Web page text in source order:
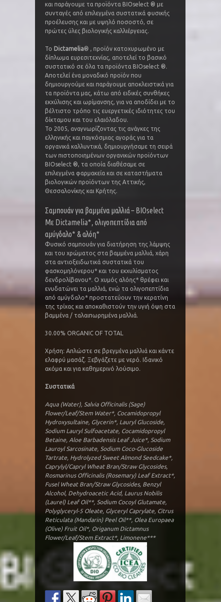
και παράγουμε τα προϊόντα BIOselect ® με
συνταγές από επιλεγμένα συστατικά φυσικής
προέλευσης και με υψηλό ποσοστό, σε
πρώτες ύλες βιολογικής καλλιέργειας.
To Dictamelia® , προϊόν κατοχυρωμένο με
δίπλωμα ευρεσιτεχνίας, αποτελεί το βασικό
συστατικό σε όλα τα προϊόντα BIOselect ®.
Αποτελεί ένα μοναδικό προϊόν που
δημιουργούμε και παράγουμε αποκλειστικά για
τα προϊόντα μας, κάτω από ειδικές συνθήκες
εκχύλισης και ωρίμανσης, για να αποδίδει με το
βέλτιστο τρόπο τις ευεργετικές ιδιότητες του
δίκταμου και του ελαιόλαδου.
Το 2005, αναγνωρίζοντας τις ανάγκες της
ελληνικής και παγκόσμιας αγοράς για τα
οργανικά καλλυντικά, δημιουργήσαμε τη σειρά
των πιστοποιημένων οργανικών προϊόντων
BIOselect ®, τα οποία διαθέσαμε σε
επιλεγμένα φαρμακεία και σε καταστήματα
βιολογικών προϊόντων της Αττικής,
Θεσσαλονίκης και Κρήτης.
Σαμπουάν για βαμμένα μαλλιά – BIOselect
Με Dictamelia*, ολιγοπεπτίδια από
αμύγδαλο* & αλόη*
Φυσικό σαμπουάν για διατήρηση της λάμψης
και του χρώματος στα βαμμένα μαλλιά, χάρη
στα αντιοξειδωτικά συστατικά του
φασκομηλόνερου* και του εκχυλίσματος
δενδρολίβανου*. O χυμός αλόης* θρέφει και
ενυδατώνει τα μαλλιά, ενώ τα ολιγοπεπτίδια
από αμύγδαλο* προστατεύουν την κερατίνη
της τρίχας και αποκαθιστούν την υγιή όψη στα
βαμμένα / ταλαιπωρημένα μαλλιά.
30.00% ORGANIC OF TOTAL
Χρήση: Aπλώστε σε βρεγμένα μαλλιά και κάντε
ελαφρύ μασάζ. Ξεβγάζετε με νερό. Ιδανικό
ακόμα και για καθημερινό λούσιμο.
Συστατικά
Aqua (Water), Salvia Officinalis (Sage)
Flower/Leaf/Stem Water*, Cocamidopropyl
Hydroxysultaine, Glycerin*, Lauryl Glucoside,
Sodium Lauryl Sulfoacetate, Cocamidopropyl
Betaine, Aloe Barbadensis Leaf Juice*, Sodium
Lauroyl Sarcosinate, Sodium Coco-Glucoside
Tartrate, Hydrolyzed Sweet Almond Seedcake*,
Caprylyl/Capryl Wheat Bran/Straw Glycosides,
Rosmarinus Officinalis (Rosemary) Leaf Extract*,
Fusel Wheat Bran/Straw Glycosides, Benzyl
Alcohol, Dehydroacetic Acid, Laurus Nobilis
(Laurel) Leaf Oil**, Sodium Cocoyl Glutamate,
Polyglyceryl-5 Oleate, Glyceryl Caprylate, Citrus
Reticulata (Mandarin) Peel Oil**, Olea Europaea
(Olive) Fruit Oil*, Origanum Dictamnus
Flower/Leaf/Stem Extract*, Limonene***